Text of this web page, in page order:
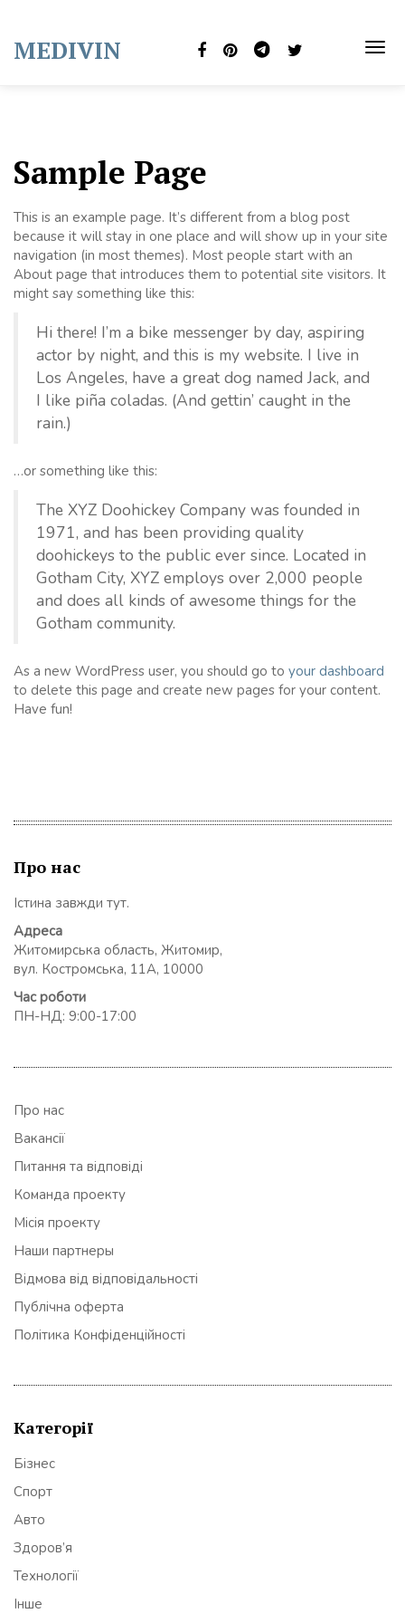
content
MEDIVIN
Sample Page
This is an example page. It’s different from a blog post
because it will stay in one place and will show up in your site
navigation (in most themes). Most people start with an
About page that introduces them to potential site visitors. It
might say something like this:
Hi there! I’m a bike messenger by day, aspiring
actor by night, and this is my website. I live in
Los Angeles, have a great dog named Jack, and
I like piña coladas. (And gettin’ caught in the
rain.)
…or something like this:
The XYZ Doohickey Company was founded in
1971, and has been providing quality
doohickeys to the public ever since. Located in
Gotham City, XYZ employs over 2,000 people
and does all kinds of awesome things for the
Gotham community.
As a new WordPress user, you should go to your dashboard
to delete this page and create new pages for your content.
Have fun!
Про нас
Істина завжди тут.
Адреса
Житомирська область, Житомир,
вул. Костромська, 11А, 10000
Час роботи
ПН-НД: 9:00-17:00
Про нас
Вакансії
Питання та відповіді
Команда проекту
Місія проекту
Наши партнеры
Відмова від відповідальності
Публічна оферта
Політика Конфіденційності
Категорії
Бізнес
Спорт
Авто
Здоров’я
Технології
Інше